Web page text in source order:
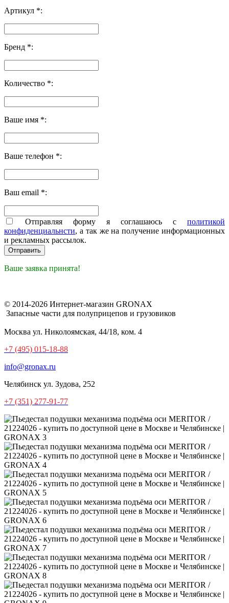
Артикул *:
Бренд *:
Количество *:
Ваше имя *:
Ваше телефон *:
Ваш email *:
Отправляя форму я соглашаюсь с политикой
конфиденциальнсти, а так же на получение информационных
и рекламных рассылок.
Ваше заявка принята!
© 2014-2026 Интернет-магазин GRONAX
Запасные части для полуприцепов и грузовиков
Москва ул. Николоямская, 44/18, ком. 4
+7 (495) 015-18-88
info@gronax.ru
Челябинск ул. Зудова, 252
+7 (351) 277-91-77